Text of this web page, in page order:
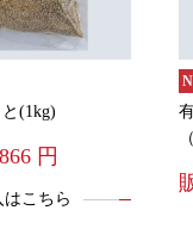
(1kg)
円
はこちら